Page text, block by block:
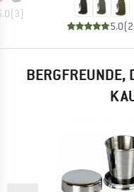
(3)
5.0(2
BERGFREUNDE,